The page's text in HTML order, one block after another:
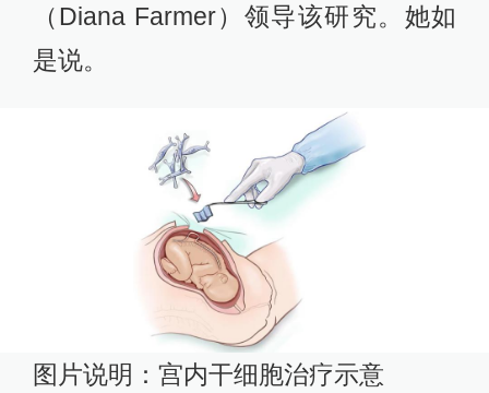
（Diana Farmer）领导该研究。她如
是说。
图片说明：宫内干细胞治疗示意